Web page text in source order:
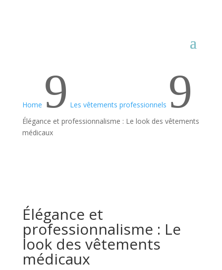
Home 9 Les vêtements professionnels 9
Élégance et professionnalisme : Le look des vêtements
médicaux
Élégance et
professionnalisme : Le
look des vêtements
médicaux